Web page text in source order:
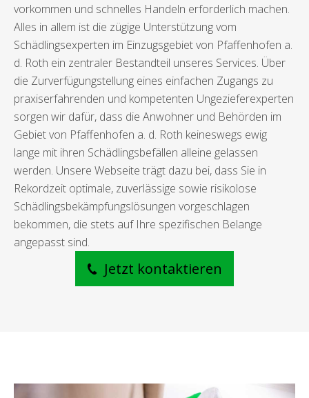
vorkommen und schnelles Handeln erforderlich machen.
Alles in allem ist die zügige Unterstützung vom
Schädlingsexperten im Einzugsgebiet von Pfaffenhofen a.
d. Roth ein zentraler Bestandteil unseres Services. Über
die Zurverfügungstellung eines einfachen Zugangs zu
praxiserfahrenden und kompetenten Ungezieferexperten
sorgen wir dafür, dass die Anwohner und Behörden im
Gebiet von Pfaffenhofen a. d. Roth keineswegs ewig
lange mit ihren Schädlingsbefällen alleine gelassen
werden. Unsere Webseite trägt dazu bei, dass Sie in
Rekordzeit optimale, zuverlässige sowie risikolose
Schädlingsbekämpfungslösungen vorgeschlagen
bekommen, die stets auf Ihre spezifischen Belange
angepasst sind.
Jetzt kontaktieren